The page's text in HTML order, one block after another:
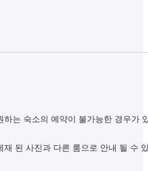
하는 숙소의 예약이 불가능한 경우가
재 된 사진과 다른 룸으로 안내 될 수